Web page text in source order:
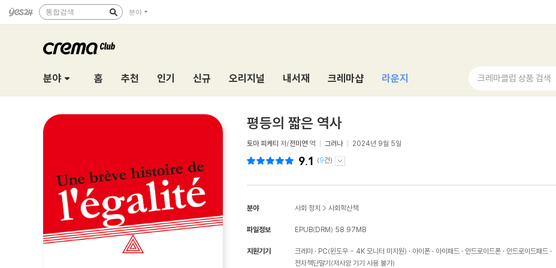
통합검색 분야
분야 홈 추천 인기 신규 오리지널 내서재 크레마샵 라운지 크레마클럽 상품 검색
평등의 짧은 역사
토마 피케티 저/전미연 역 그러나 2024년 9월 5일
9.1 (9건)
분야 사회 정치 > 사회학산책
파일정보 EPUB(DRM) 58.97MB
지원기기 크레마 PC(윈도우 - 4K 모니터 미지원) 아이폰 아이패드 안드로이드폰
안드로이드패드
전자책단말기(저사양 기기 사용 불가)